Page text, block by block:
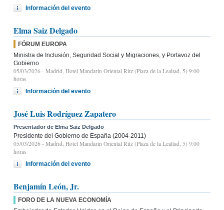
Información del evento
Elma Saiz Delgado
FÓRUM EUROPA
Ministra de Inclusión, Seguridad Social y Migraciones, y Portavoz del
Gobierno
05/03/2026 - Madrid, Hotel Mandarin Oriental Ritz (Plaza de la Lealtad, 5) 9:00
horas
Información del evento
José Luis Rodríguez Zapatero
Presentador de Elma Saiz Delgado
Presidente del Gobierno de España (2004-2011)
05/03/2026 - Madrid, Hotel Mandarin Oriental Ritz (Plaza de la Lealtad, 5) 9:00
horas
Información del evento
Benjamín León, Jr.
FORO DE LA NUEVA ECONOMÍA